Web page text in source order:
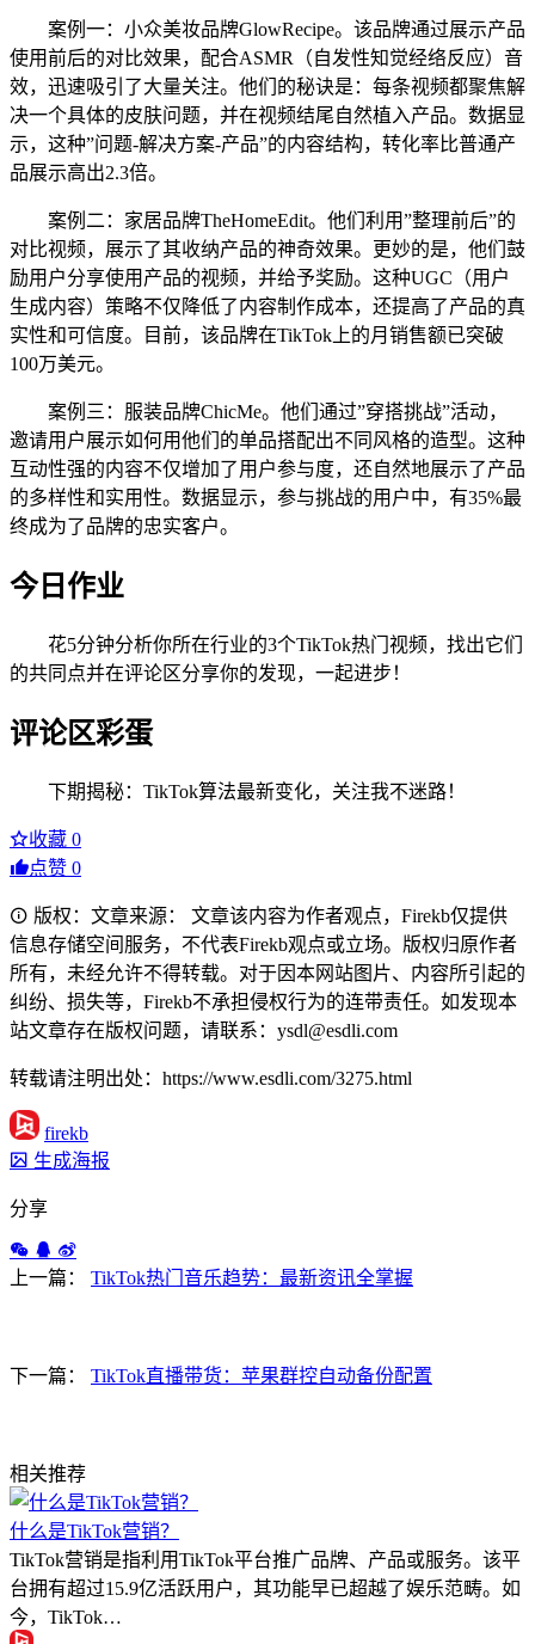
案例一：小众美妆品牌GlowRecipe。该品牌通过展示产品
使用前后的对比效果，配合ASMR（自发性知觉经络反应）音
效，迅速吸引了大量关注。他们的秘诀是：每条视频都聚焦解
决一个具体的皮肤问题，并在视频结尾自然植入产品。数据显
示，这种”问题-解决方案-产品”的内容结构，转化率比普通产
品展示高出2.3倍。
案例二：家居品牌TheHomeEdit。他们利用”整理前后”的
对比视频，展示了其收纳产品的神奇效果。更妙的是，他们鼓
励用户分享使用产品的视频，并给予奖励。这种UGC（用户
生成内容）策略不仅降低了内容制作成本，还提高了产品的真
实性和可信度。目前，该品牌在TikTok上的月销售额已突破
100万美元。
案例三：服装品牌ChicMe。他们通过”穿搭挑战”活动，
邀请用户展示如何用他们的单品搭配出不同风格的造型。这种
互动性强的内容不仅增加了用户参与度，还自然地展示了产品
的多样性和实用性。数据显示，参与挑战的用户中，有35%最
终成为了品牌的忠实客户。
今日作业
花5分钟分析你所在行业的3个TikTok热门视频，找出它们
的共同点并在评论区分享你的发现，一起进步！
评论区彩蛋
下期揭秘：TikTok算法最新变化，关注我不迷路！
收藏 0
点赞 0
版权：文章来源： 文章该内容为作者观点，Firekb仅提供
信息存储空间服务，不代表Firekb观点或立场。版权归原作者
所有，未经允许不得转载。对于因本网站图片、内容所引起的
纠纷、损失等，Firekb不承担侵权行为的连带责任。如发现本
站文章存在版权问题，请联系：ysdl@esdli.com
转载请注明出处：https://www.esdli.com/3275.html
firekb
生成海报
分享
上一篇： TikTok热门音乐趋势：最新资讯全掌握
下一篇： TikTok直播带货：苹果群控自动备份配置
相关推荐
什么是TikTok营销？
TikTok营销是指利用TikTok平台推广品牌、产品或服务。该平
台拥有超过15.9亿活跃用户，其功能早已超越了娱乐范畴。如
今，TikTok…